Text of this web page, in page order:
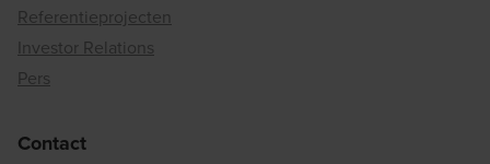
Referentieprojecten
Investor Relations
Pers
Contact